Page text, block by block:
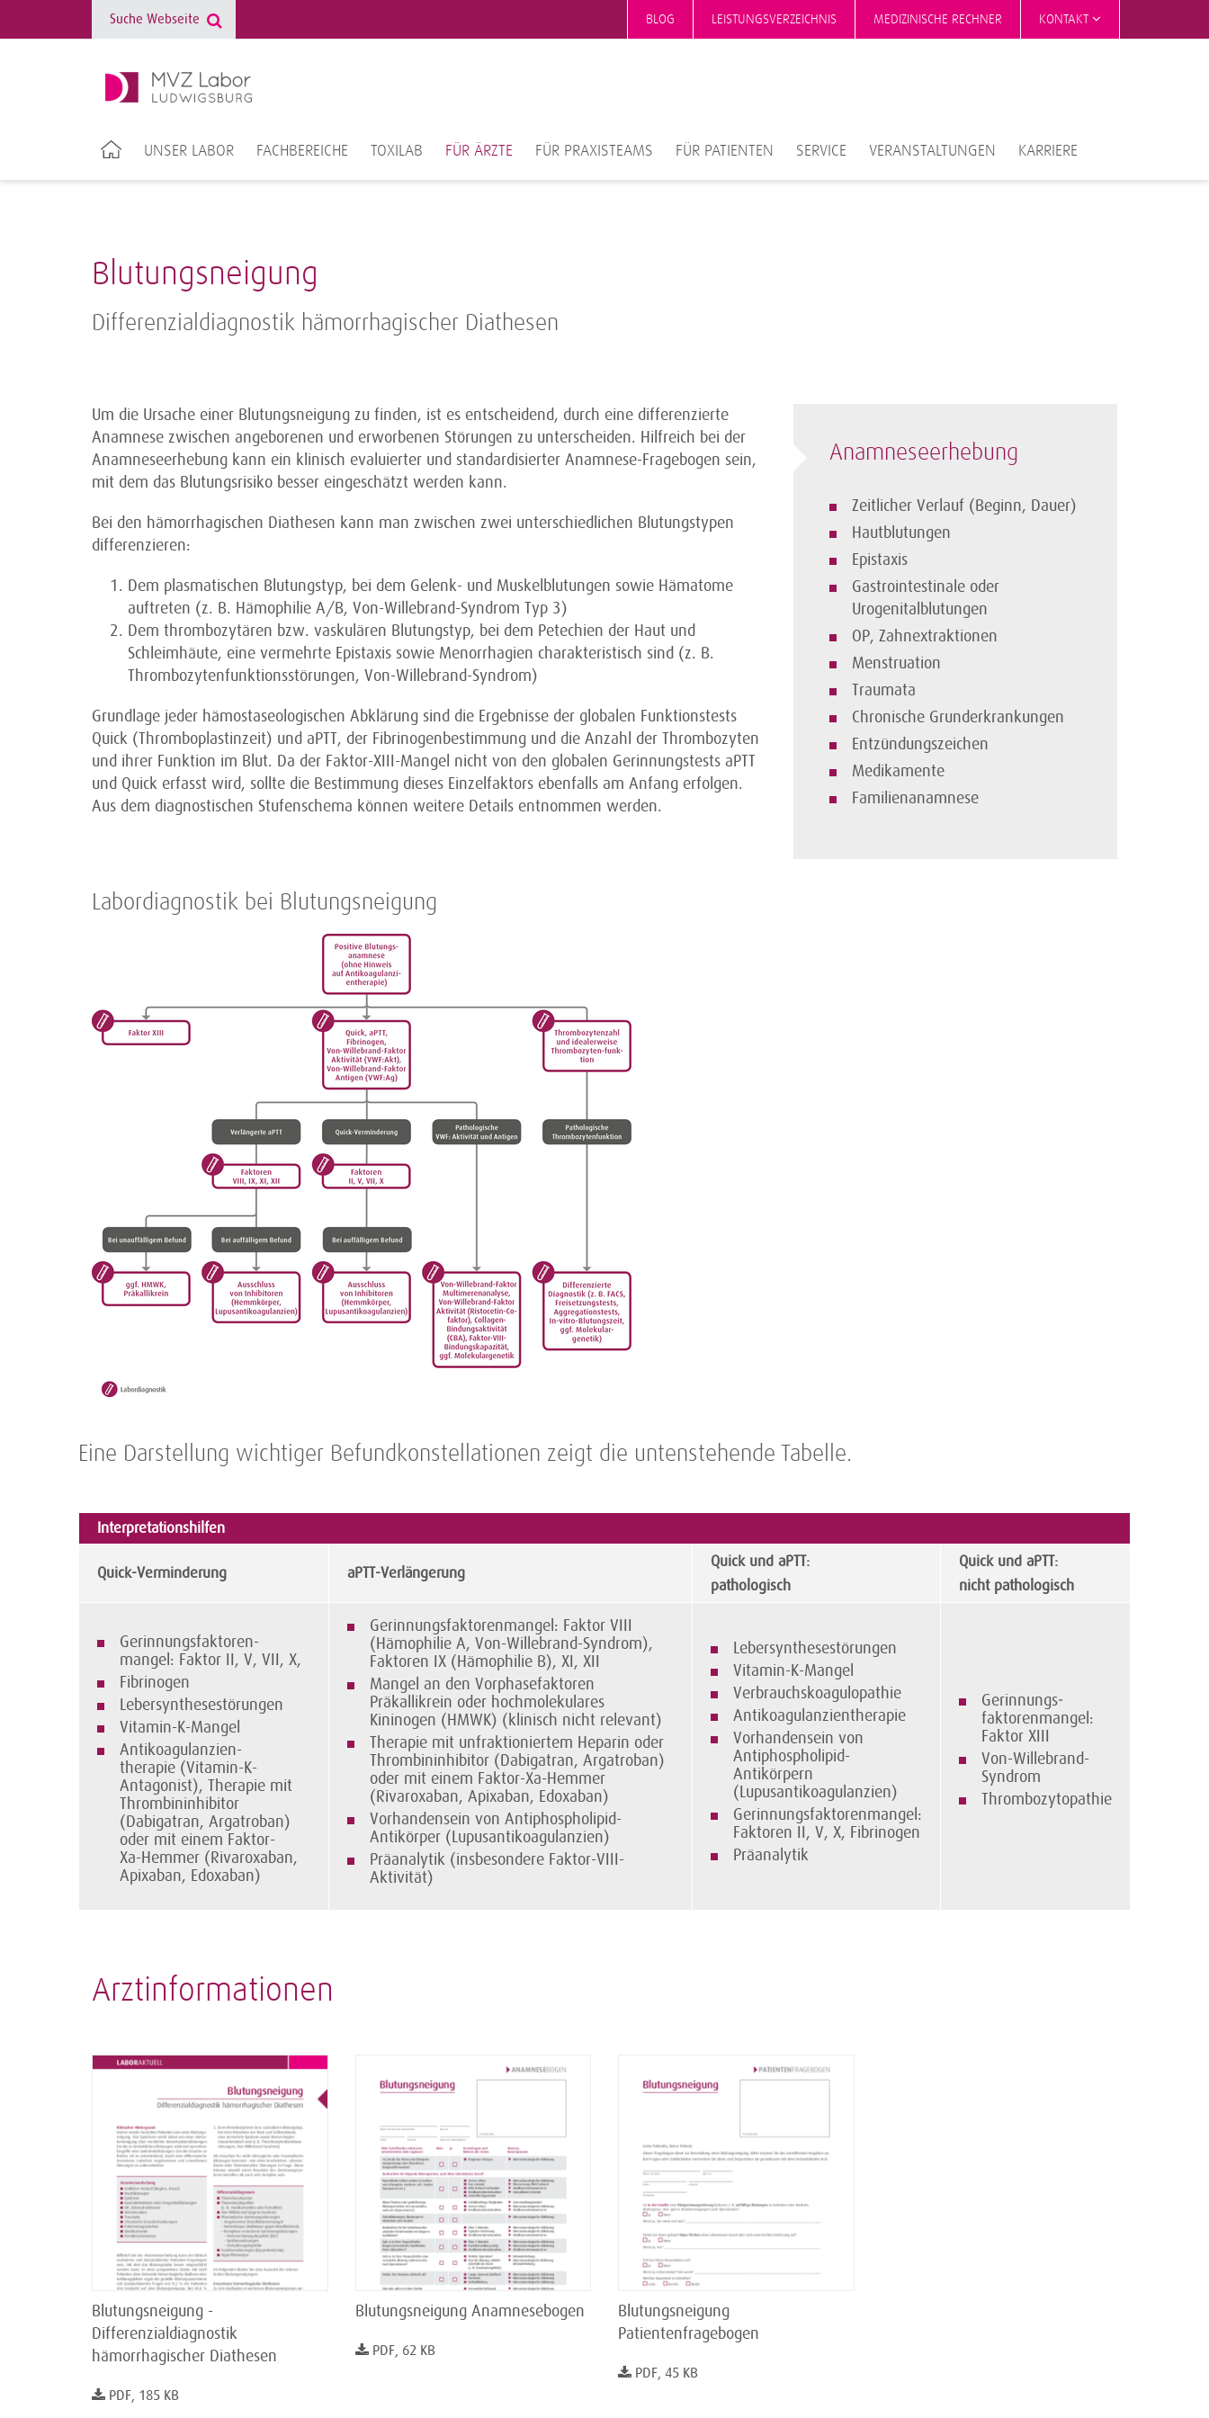
BLOG LEISTUNGSVERZEICHNIS MEDIZINISCHE RECHNER KONTAKT
UNSER LABOR FACHBEREICHE TOXILAB FÜR ÄRZTE FÜR PRAXISTEAMS FÜR PATIENTEN SERVICE VERANSTALTUNGEN KARRIERE
Blutungsneigung
Differenzialdiagnostik hämorrhagischer Diathesen
Um die Ursache einer Blutungsneigung zu finden, ist es entscheidend, durch eine differenzierte
Anamnese zwischen angeborenen und erworbenen Störungen zu unterscheiden. Hilfreich bei der
Anamneseerhebung kann ein klinisch evaluierter und standardisierter Anamnese-Fragebogen sein,
mit dem das Blutungsrisiko besser eingeschätzt werden kann.
Bei den hämorrhagischen Diathesen kann man zwischen zwei unterschiedlichen Blutungstypen
differenzieren:
Dem plasmatischen Blutungstyp, bei dem Gelenk- und Muskelblutungen sowie Hämatome
auftreten (z. B. Hämophilie A/B, Von-Willebrand-Syndrom Typ 3)
Dem thrombozytären bzw. vaskulären Blutungstyp, bei dem Petechien der Haut und
Schleimhäute, eine vermehrte Epistaxis sowie Menorrhagien charakteristisch sind (z. B.
Thrombozytenfunktionsstörungen, Von-Willebrand-Syndrom)
Grundlage jeder hämostaseologischen Abklärung sind die Ergebnisse der globalen Funktionstests
Quick (Thromboplastinzeit) und aPTT, der Fibrinogenbestimmung und die Anzahl der Thrombozyten
und ihrer Funktion im Blut. Da der Faktor-XIII-Mangel nicht von den globalen Gerinnungstests aPTT
und Quick erfasst wird, sollte die Bestimmung dieses Einzelfaktors ebenfalls am Anfang erfolgen.
Aus dem diagnostischen Stufenschema können weitere Details entnommen werden.
Anamneseerhebung
Zeitlicher Verlauf (Beginn, Dauer)
Hautblutungen
Epistaxis
Gastrointestinale oder
Urogenitalblutungen
OP, Zahnextraktionen
Menstruation
Traumata
Chronische Grunderkrankungen
Entzündungszeichen
Medikamente
Familienanamnese
Labordiagnostik bei Blutungsneigung
Eine Darstellung wichtiger Befundkonstellationen zeigt die untenstehende Tabelle.
Interpretationshilfen
Quick-Verminderung aPTT-Verlängerung
Quick und aPTT:
pathologisch
Quick und aPTT:
nicht pathologisch
Gerinnungsfaktoren-
mangel: Faktor II, V, VII, X,
Fibrinogen
Lebersynthesestörungen
Vitamin-K-Mangel
Antikoagulanzien-
therapie (Vitamin-K-
Antagonist), Therapie mit
Thrombin­inhibitor
(Dabigatran, Argatroban)
oder mit einem Faktor-
Xa-Hemmer (Rivaroxaban,
Apixaban, Edoxaban)
Gerinnungsfaktoren­mangel: Faktor VIII
(Hämophilie A, Von-Willebrand-Syndrom),
Faktoren IX (Hämophilie B), XI, XII
Mangel an den Vorphasefaktoren
Präkallikrein oder hochmolekulares
Kininogen (HMWK) (klinisch nicht relevant)
Therapie mit unfraktioniertem Heparin oder
Thrombininhibitor (Dabigatran, Argatroban)
oder mit einem Faktor-Xa-Hemmer
(Rivaroxaban, Apixaban, Edoxaban)
Vorhandensein von Antiphospholipid-
Antikörper (Lupusantikoagulanzien)
Präanalytik (insbesondere Faktor-VIII-
Aktivität)
Lebersynthesestörungen
Vitamin-K-Mangel
Verbrauchskoagulopathie
Antikoagulanzientherapie
Vorhandensein von
Antiphospholipid-
Antikörpern
(Lupusantikoagulanzien)
Gerinnungsfaktorenmangel:
Faktoren II, V, X, Fibrinogen
Präanalytik
Gerinnungs­
faktorenmangel:
Faktor XIII
Von-Willebrand-
Syndrom
Thrombozytopathie
Arztinformationen
Blutungsneigung -
Differenzialdiagnostik
hämorrhagischer Diathesen
PDF, 185 KB
Blutungsneigung Anamnesebogen
PDF, 62 KB
Blutungsneigung
Patientenfragebogen
PDF, 45 KB